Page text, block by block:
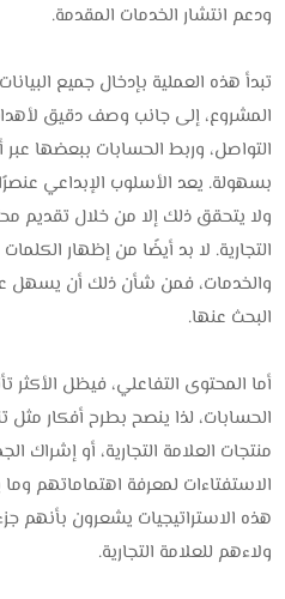
ودعم انتشار الخدمات المقدمة.
تبدأ هذه العملية بإدخال جميع
المشروع، إلى جانب وصف دقيق
التواصل، وربط الحسابات ببعضها عبر
بسهولة. يعد الأسلوب الإبداعي
ولا يتحقق ذلك إلا من خلال تقديم
التجارية. لا بد أيضًا من إظهار
والخدمات، فمن شأن ذلك أن يسهل
البحث عنها.
أما المحتوى التفاعلي، فيظل الأكثر
الحسابات، لذا ينصح بطرح أفكار مثل
منتجات العلامة التجارية، أو إشراك
الاستفتاءات لمعرفة اهتماماتهم
هذه الاستراتيجيات يشعرون بأنهم
ولاءهم للعلامة التجارية.